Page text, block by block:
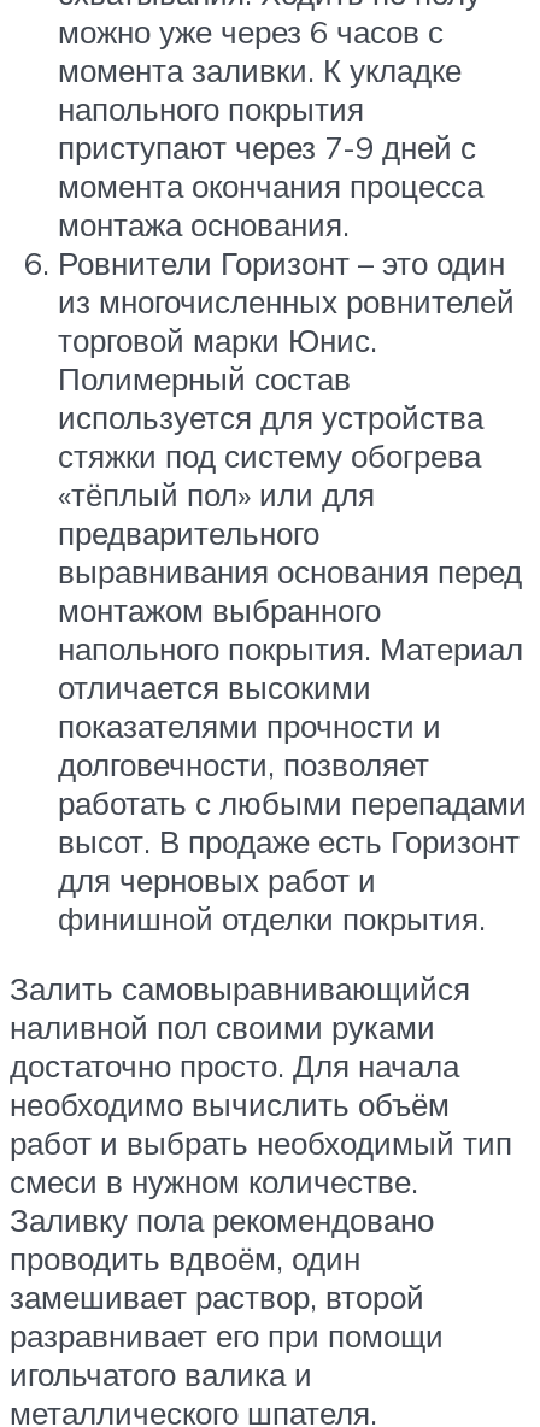
можно уже через 6 часов с
момента заливки. К укладке
напольного покрытия
приступают через 7-9 дней с
момента окончания процесса
монтажа основания.
Ровнители Горизонт – это один
из многочисленных ровнителей
торговой марки Юнис.
Полимерный состав
используется для устройства
стяжки под систему обогрева
«тёплый пол» или для
предварительного
выравнивания основания перед
монтажом выбранного
напольного покрытия. Материал
отличается высокими
показателями прочности и
долговечности, позволяет
работать с любыми перепадами
высот. В продаже есть Горизонт
для черновых работ и
финишной отделки покрытия.
Залить самовыравнивающийся
наливной пол своими руками
достаточно просто. Для начала
необходимо вычислить объём
работ и выбрать необходимый тип
смеси в нужном количестве.
Заливку пола рекомендовано
проводить вдвоём, один
замешивает раствор, второй
разравнивает его при помощи
игольчатого валика и
металлического шпателя.